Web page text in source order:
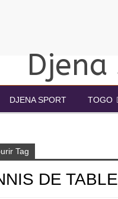
DJENA SPORT TOGO
Tag
DE TABLE